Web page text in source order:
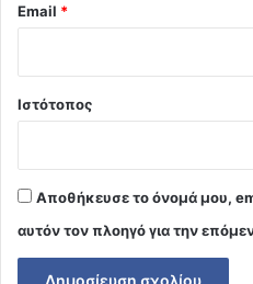
Email *
Ιστότοπος
Αποθήκευσε το όνομά μου,
αυτόν τον πλοηγό για την